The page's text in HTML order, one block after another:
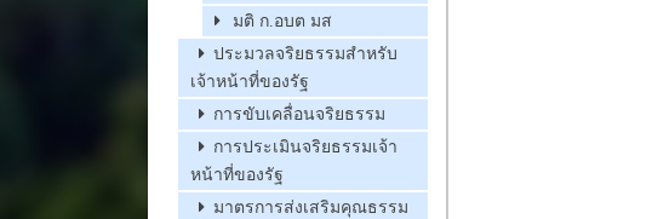
มติ ก.อบต มส
ประมวลจริยธรรมสำหรับ
เจ้าหน้าที่ของรัฐ
การขับเคลื่อนจริยธรรม
การประเมินจริยธรรมเจ้า
หน้าที่ของรัฐ
มาตรการส่งเสริมคุณธรรม